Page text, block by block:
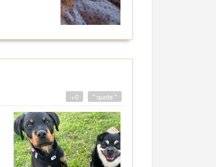
" quote "
+0